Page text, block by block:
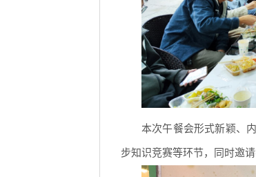
本次午餐会形式新颖、
步知识竞赛等环节，同时邀